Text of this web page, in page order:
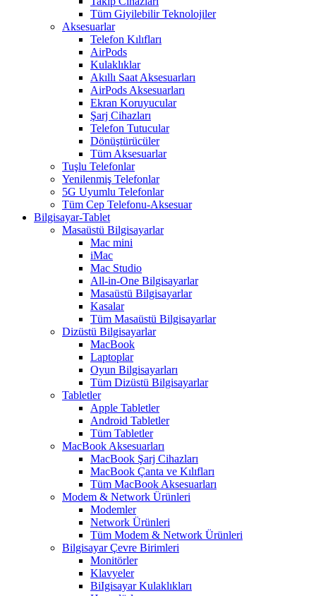
Tüm Giyilebilir Teknolojiler
Aksesuarlar
Telefon Kılıfları
AirPods
Kulaklıklar
Akıllı Saat Aksesuarları
AirPods Aksesuarları
Ekran Koruyucular
Şarj Cihazları
Telefon Tutucular
Dönüştürücüler
Tüm Aksesuarlar
Tuşlu Telefonlar
Yenilenmiş Telefonlar
5G Uyumlu Telefonlar
Tüm Cep Telefonu-Aksesuar
Bilgisayar-Tablet
Masaüstü Bilgisayarlar
Mac mini
iMac
Mac Studio
All-in-One Bilgisayarlar
Masaüstü Bilgisayarlar
Kasalar
Tüm Masaüstü Bilgisayarlar
Dizüstü Bilgisayarlar
MacBook
Laptoplar
Oyun Bilgisayarları
Tüm Dizüstü Bilgisayarlar
Tabletler
Apple Tabletler
Android Tabletler
Tüm Tabletler
MacBook Aksesuarları
MacBook Şarj Cihazları
MacBook Çanta ve Kılıfları
Tüm MacBook Aksesuarları
Modem & Network Ürünleri
Modemler
Network Ürünleri
Tüm Modem & Network Ürünleri
Bilgisayar Çevre Birimleri
Monitörler
Klavyeler
BiIgisayar Kulaklıkları